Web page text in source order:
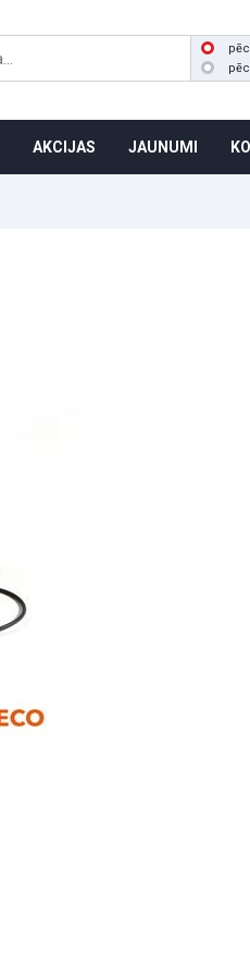
AKCIJAS JAUNUMI